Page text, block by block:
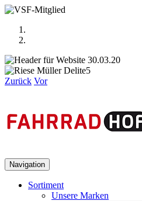
Zurück Vor
Navigation
Sortiment
Unsere Marken